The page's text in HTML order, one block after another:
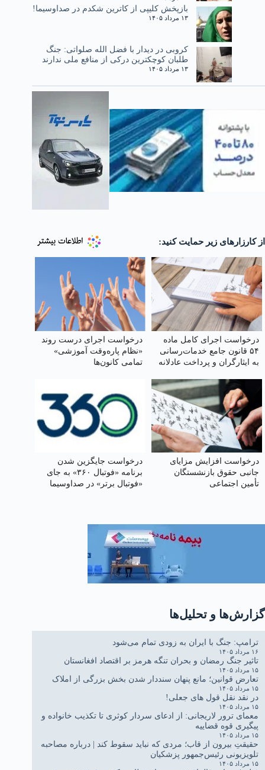
بازپخش کلیپی از کاترین شکدم در صداوسیما!
۱۳ مرداد ۱۴۰۵
کروبی در دیدار با فضل الله صلواتی: جنگ
طلبان کوچکترین درکی از منافع ملی ندارند
۱۳ مرداد ۱۴۰۵
از کارزارهای زیر حمایت کنید:
درخواست اجرای کامل ماده
۵۴ قانون جامع خدمات‌رسانی
به ایثارگران و پرداخت عادلانه
خانواده‌های شهدا
درخواست اجرای درست روند
«نظام پاره‌وقت آموزشی»
تمامی کانون‌ها
درخواست افزایش مزایای
جانبی حقوق بازنشستگان
تأمین اجتماعی
درخواست جایگزین شدن
برنامه «فوتبال ۳۶۰» به جای
«فوتبال برتر» در صداوسیما
گزارش‌ها و تحلیل‌ها
ترامپ: جنگ با ایران به زودی تمام می‌شود
۱۶ مرداد ۱۴۰۵
تاثیر جنگ رمضان و بحران تنگه هرمز بر اقتصاد افغانستان
۱۵ مرداد ۱۴۰۵
تعارض قوانین؛ مانع پنهان سنددار شدن بخش بزرگی از املاک
۱۵ مرداد ۱۴۰۵
در نقد نقل قول های جعلی!
۱۵ مرداد ۱۴۰۵
معمای ترور لاریجانی: از ادعای سردار کوثری تا تکذیب خانواده و
پیگیری قوه قضاییه
۱۵ مرداد ۱۴۰۵
حقیقتِ بیرون از قاب؛ مردی که نباید سقوط کند | درباره مصاحبه
تلویزیونی رئیس‌جمهور پزشکیان
۱۵ مرداد ۱۴۰۵